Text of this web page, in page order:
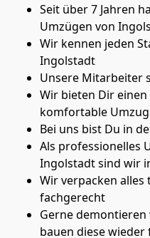
Seit über 7 Jahren
Umzügen von
Wir kennen jeden
Ingolstadt
Unsere Mitarbeiter
Wir bieten Dir einen
komfortable
Bei uns bist Du in
Als professionelles
Ingolstadt sind wir
Wir verpacken
fachgerecht
Gerne
bauen diese